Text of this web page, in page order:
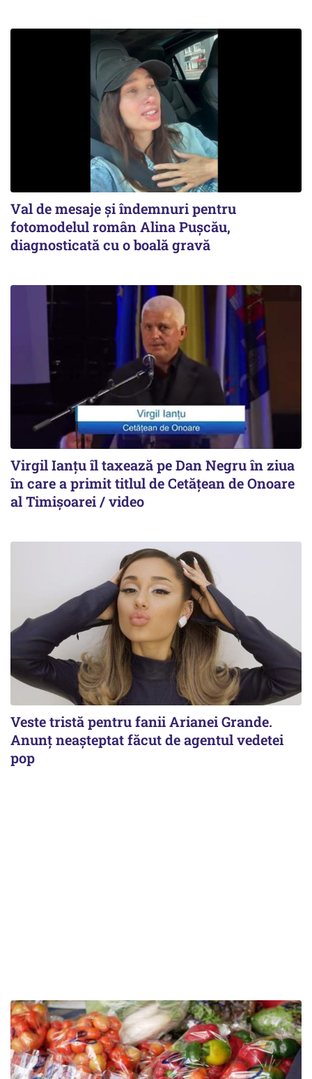
Val de mesaje și îndemnuri pentru
fotomodelul român Alina Pușcău,
diagnosticată cu o boală gravă
Virgil Ianțu îl taxează pe Dan Negru în ziua
în care a primit titlul de Cetățean de Onoare
al Timișoarei / video
Veste tristă pentru fanii Arianei Grande.
Anunț neașteptat făcut de agentul vedetei
pop